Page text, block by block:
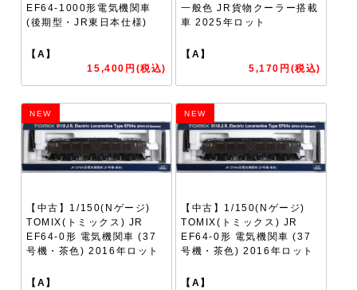
EF64-1000形電気機関車
(後期型・JR東日本仕様)
【A】
15,400円(税込)
一般色 JR貨物クーラー搭載
車 2025年ロット
【A】
5,170円(税込)
NEW
【中古】1/150(Nゲージ)
TOMIX(トミックス) JR
EF64-0形 電気機関車 (37
号機・茶色) 2016年ロット
【A】
NEW
【中古】1/150(Nゲージ)
TOMIX(トミックス) JR
EF64-0形 電気機関車 (37
号機・茶色) 2016年ロット
【A】